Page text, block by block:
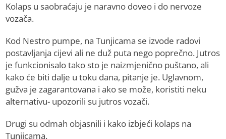
Kolaps u saobraćaju je naravno doveo i do nervoze
vozača.
Kod Nestro pumpe, na Tunjicama se izvode radovi
postavljanja cijevi ali ne duž puta nego poprečno. Jutros
je funkcionisalo tako sto je naizmjenično puštano, ali
kako će biti dalje u toku dana, pitanje je. Uglavnom,
gužva je zagarantovana i ako se može, koristiti neku
alternativu- upozorili su jutros vozači.
Drugi su odmah objasnili i kako izbjeći kolaps na
Tunjicama.